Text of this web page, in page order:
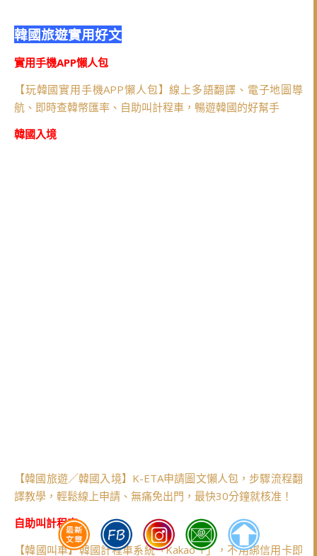
韓國旅遊實用好文
實用手機APP懶人包
【玩韓國實用手機APP懶人包】線上多語翻譯、電子地圖導
航、即時查韓幣匯率、自助叫計程車，暢遊韓國的好幫手
韓國入境
【韓國旅遊／韓國入境】K-ETA申請圖文懶人包，步驟流程翻
譯教學，輕鬆線上申請、無痛免出門，最快30分鐘就核准！
自助叫計程車
【韓國叫車】韓國計程車系統「Kakao T」，不用綁信用卡即